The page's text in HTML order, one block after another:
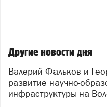
Другие новости дня
Валерий Фальков и Георгий Филимонов обсудили
развитие научно-
инфраструктуры на